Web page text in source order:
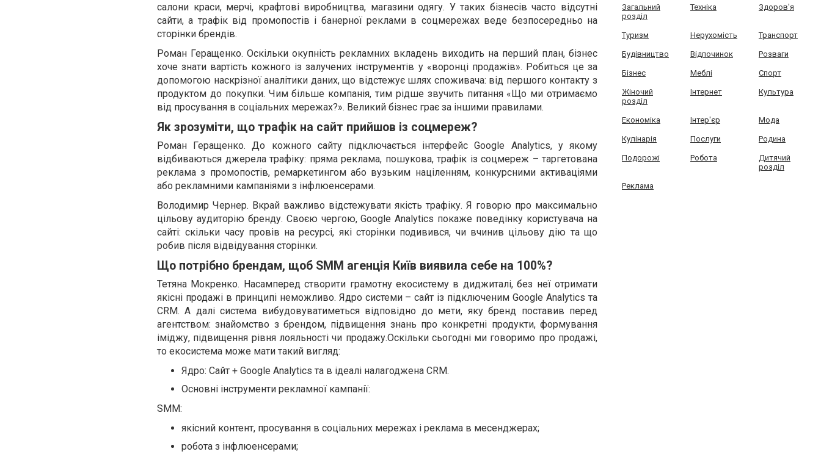
салони краси, мерчі, крафтові виробництва, магазини одягу. У таких бізнесів часто відсутні
сайти, а трафік від промопостів і банерної реклами в соцмережах веде безпосередньо на
сторінки брендів.
Роман Геращенко. Оскільки окупність рекламних вкладень виходить на перший план, бізнес
хоче знати вартість кожного із залучених інструментів у «воронці продажів». Робиться це за
допомогою наскрізної аналітики даних, що відстежує шлях споживача: від першого контакту з
продуктом до покупки. Чим більше компанія, тим рідше звучить питання «Що ми отримаємо
від просування в соціальних мережах?». Великий бізнес грає за іншими правилами.
Як зрозуміти, що трафік на сайт прийшов із соцмереж?
Роман Геращенко. До кожного сайту підключається інтерфейс Google Analytics, у якому
відбиваються джерела трафіку: пряма реклама, пошукова, трафік із соцмереж – таргетована
реклама з промопостів, ремаркетингом або вузьким націленням, конкурсними активаціями
або рекламними кампаніями з інфлюенсерами.
Володимир Чернер. Вкрай важливо відстежувати якість трафіку. Я говорю про максимально
цільову аудиторію бренду. Своєю чергою, Google Analytics покаже поведінку користувача на
сайті: скільки часу провів на ресурсі, які сторінки подивився, чи вчинив цільову дію та що
робив після відвідування сторінки.
Що потрібно брендам, щоб SMM агенція Київ виявила себе на 100%?
Тетяна Мокренко. Насамперед створити грамотну екосистему в диджиталі, без неї отримати
якісні продажі в принципі неможливо. Ядро системи – сайт із підключеним Google Analytics та
CRM. А далі система вибудовуватиметься відповідно до мети, яку бренд поставив перед
агентством: знайомство з брендом, підвищення знань про конкретні продукти, формування
іміджу, підвищення рівня лояльності чи продажу.Оскільки сьогодні ми говоримо про продажі,
то екосистема може мати такий вигляд:
Ядро: Сайт + Google Analytics та в ідеалі налагоджена CRM.
Основні інструменти рекламної кампанії:
SMM:
якісний контент, просування в соціальних мережах і реклама в месенджерах;
робота з інфлюенсерами;
Загальний
розділ
Техніка Здоров'я
Туризм Нерухомість Транспорт
Будівництво Відпочинок Розваги
Бізнес Меблі Спорт
Жіночий
розділ
Інтернет Культура
Економіка Інтер'єр Мода
Кулінарія Послуги Родина
Подорожі Робота
Дитячий
розділ
Реклама